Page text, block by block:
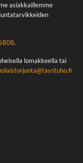
asiakkaillemme
.
lomakkeella tai